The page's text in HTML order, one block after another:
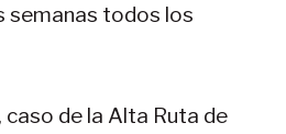
semanas todos los
de la Alta Ruta de